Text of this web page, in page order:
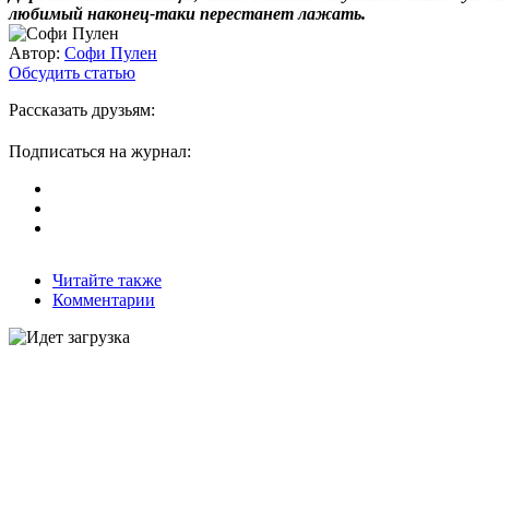
любимый наконец-таки перестанет лажать.
Автор: Софи Пулен
Обсудить статью
Рассказать друзьям:
Подписаться на журнал:
Читайте также
Комментарии